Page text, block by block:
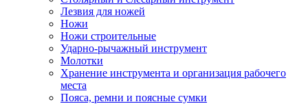
Лезвия для ножей
Ножи
Ножи строительные
Ударно-рычажный инструмент
Молотки
Хранение инструмента и организация рабочего
места
Пояса, ремни и поясные сумки